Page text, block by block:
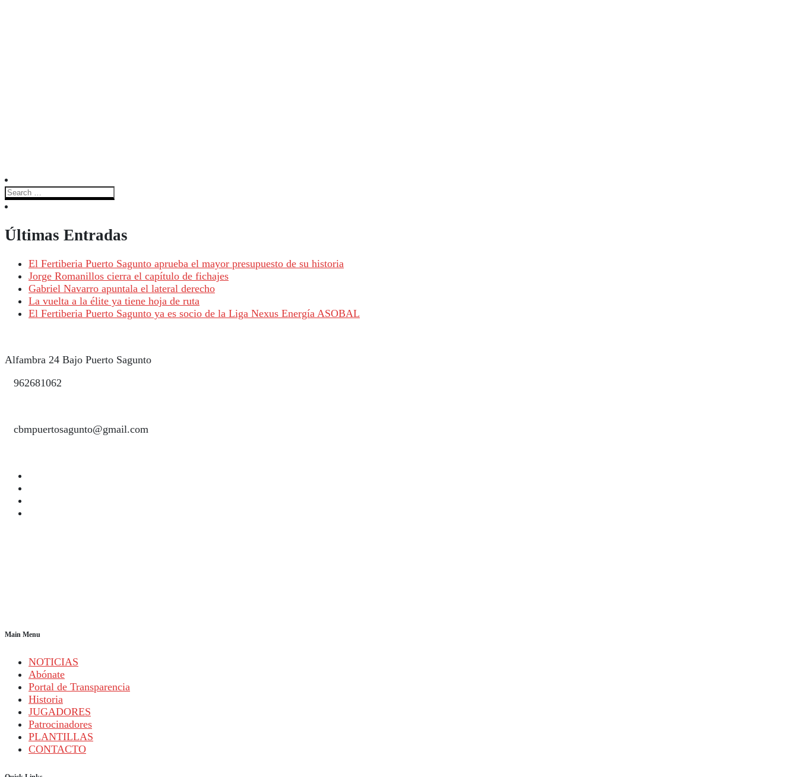
Últimas Entradas
El Fertiberia Puerto Sagunto aprueba el mayor presupuesto de su historia
Jorge Romanillos cierra el capítulo de fichajes
Gabriel Navarro apuntala el lateral derecho
La vuelta a la élite ya tiene hoja de ruta
El Fertiberia Puerto Sagunto ya es socio de la Liga Nexus Energía ASOBAL
Alfambra 24 Bajo Puerto Sagunto
962681062
cbmpuertosagunto@gmail.com
Main Menu
NOTICIAS
Abónate
Portal de Transparencia
Historia
JUGADORES
Patrocinadores
PLANTILLAS
CONTACTO